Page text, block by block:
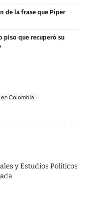
de la frase que Piper
piso que recuperó su
Colombia
y Estudios Políticos